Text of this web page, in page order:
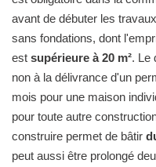
avant de débuter les
sans fondations, dont
est supérieure à 20 m². Le
non à la délivrance d'un
mois pour une maison
pour toute autre
construire permet de bâtir
peut aussi être prolongé